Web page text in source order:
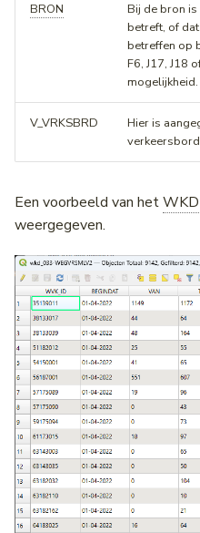
BRON
Bij de bron
betreft, of
betreffen op
F6, J17, J18
mogelijkheid.
V_VRKSBRD
Hier is
Een voorbeeld van hetWKD
weergegeven.